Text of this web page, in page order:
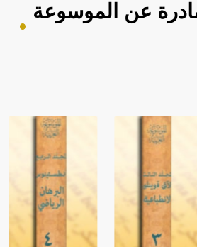
عن الموسوعة